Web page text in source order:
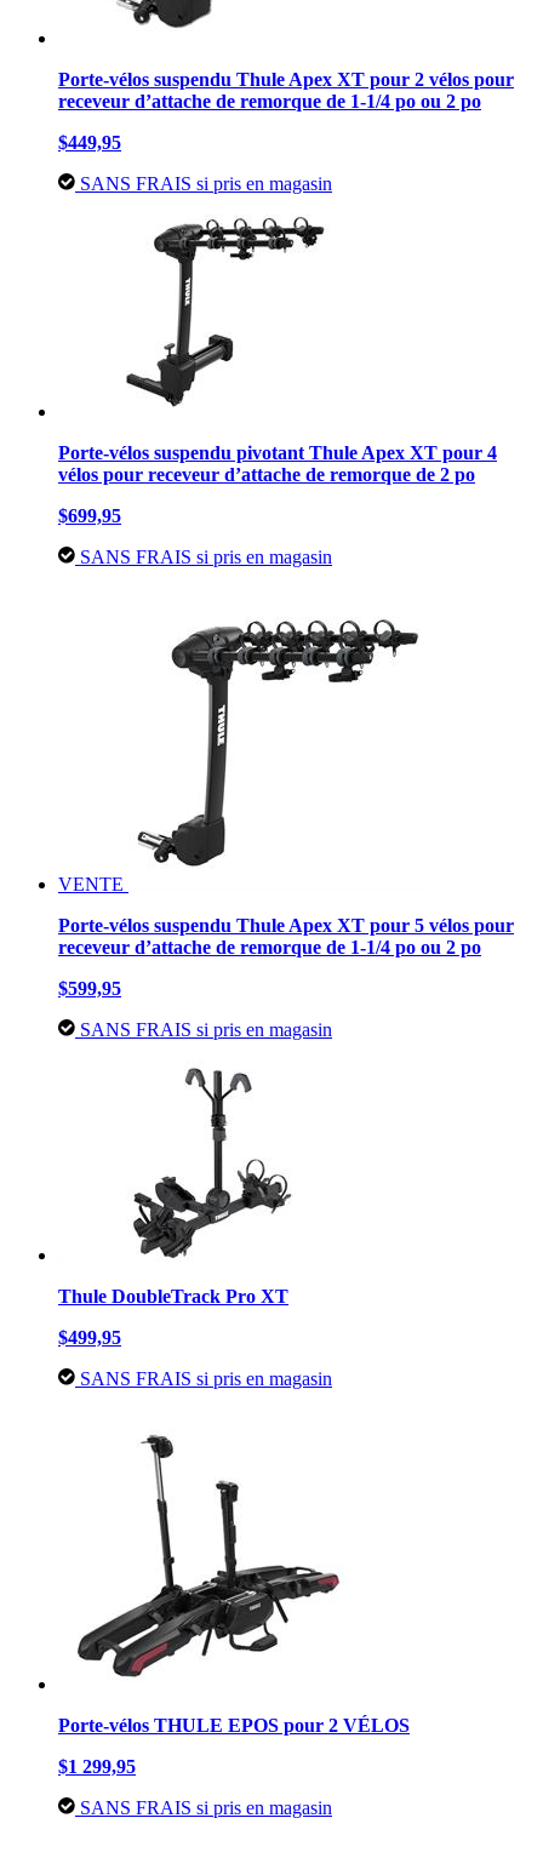
Porte-vélos suspendu Thule Apex XT pour 2 vélos pour
receveur d’attache de remorque de 1-1/4 po ou 2 po
$449,95
SANS FRAIS si pris en magasin
Porte-vélos suspendu pivotant Thule Apex XT pour 4
vélos pour receveur d’attache de remorque de 2 po
$699,95
SANS FRAIS si pris en magasin
VENTE
Porte-vélos suspendu Thule Apex XT pour 5 vélos pour
receveur d’attache de remorque de 1-1/4 po ou 2 po
$599,95
SANS FRAIS si pris en magasin
Thule DoubleTrack Pro XT
$499,95
SANS FRAIS si pris en magasin
Porte-vélos THULE EPOS pour 2 VÉLOS
$1 299,95
SANS FRAIS si pris en magasin